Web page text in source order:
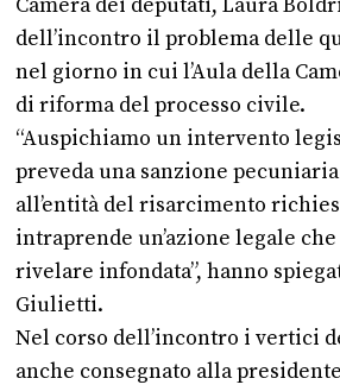
Camera dei deputati, Laura
dell’incontro il problema delle
nel giorno in cui l’Aula della
di riforma del processo civile.
“Auspichiamo un intervento
preveda una sanzione
all’entità del risarcimento
intraprende un’azione legale che
rivelare infondata”, hanno
Giulietti.
Nel corso dell’incontro i vertici
anche consegnato alla